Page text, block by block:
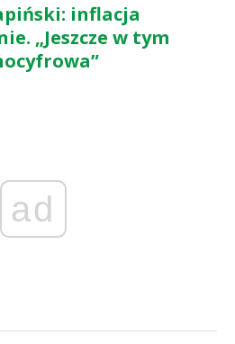
inflacja
„Jeszcze w tym
ad